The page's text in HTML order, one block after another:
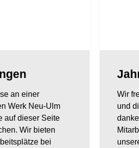
an einer
Werk Neu-Ulm
auf dieser Seite
Wir bieten
bei
Wir
und